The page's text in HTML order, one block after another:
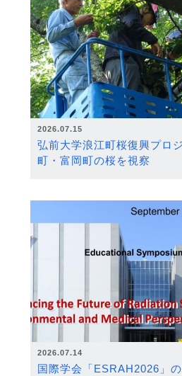
2026.07.15
弘前大学浪江町桜復興プロ
町・富岡町の桜を視察
2026.07.14
国際学会「ESRAH2026」